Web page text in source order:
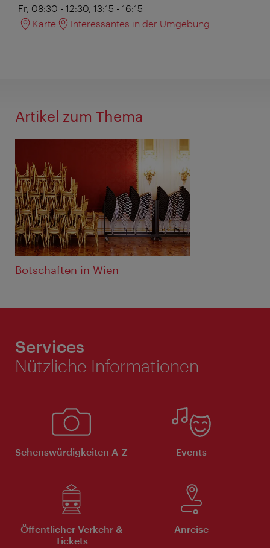
Fr, 08:30 - 12:30, 13:15 - 16:15
Karte
Interessantes in der Umgebung
Artikel zum Thema
Botschaften in Wien
Services
Nützliche Informationen
Sehenswürdigkeiten A-Z Events
Öffentlicher Verkehr &
Tickets
Anreise